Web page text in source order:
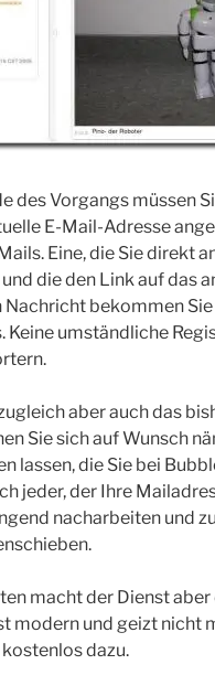
des Vorgangs müssen
E-Mail-Adresse
Eine, die Sie direkt
die den Link auf das
Nachricht bekommen
Keine umständliche
aber auch das
Sie sich auf Wunsch
lassen, die Sie bei
jeder, der Ihre
nacharbeiten und
macht der Dienst
modern und geizt nicht
kostenlos dazu.